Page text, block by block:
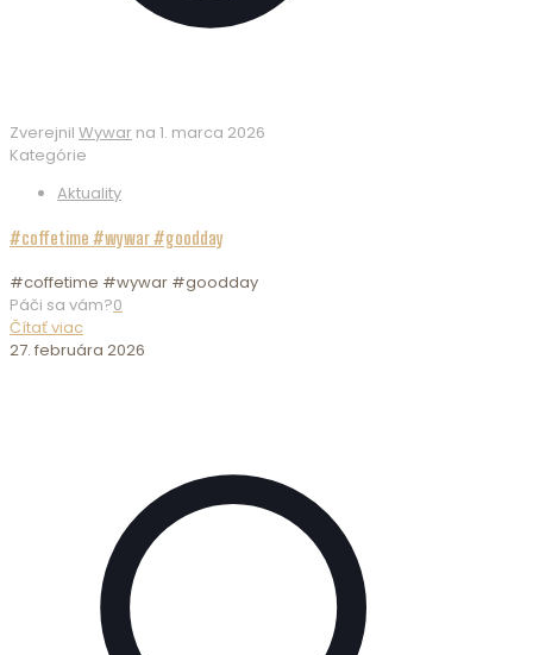
Zverejnil Wywar na 1. marca 2026
Kategórie
Aktuality
#coffetime #wywar #goodday
#coffetime #wywar #goodday
Páči sa vám?0
Čítať viac
27. februára 2026